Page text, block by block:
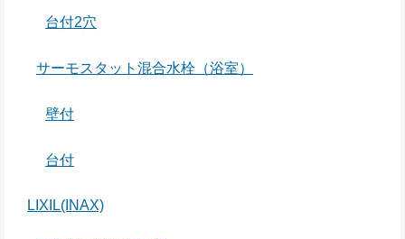
台付2穴
サーモスタット混合水栓（浴室）
壁付
台付
LIXIL(INAX)